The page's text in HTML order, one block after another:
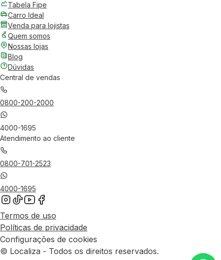
Tabela Fipe
Carro Ideal
Venda para lojistas
Quem somos
Nossas lojas
Blog
Dúvidas
Central de vendas
0800-200-2000
4000-1695
Atendimento ao cliente
0800-701-2523
4000-1695
Termos de uso
Políticas de privacidade
Configurações de cookies
© Localiza - Todos os direitos reservados.